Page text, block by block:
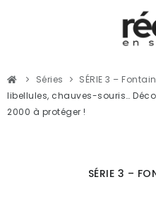
RÉCITS
Séries SÉRIE 3 –
libellules, chauves-souris…
2000 à protéger !
SÉRIE 3 –